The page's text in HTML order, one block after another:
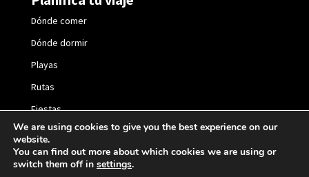
Dónde comer
Dónde dormir
Playas
Rutas
Fiestas
We are using cookies to give you the best experience on our
website.
You can find out more about which cookies we are using or
switch them off in settings.